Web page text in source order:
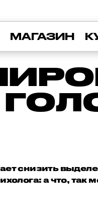
МАГАЗИН
снизить
а что, так